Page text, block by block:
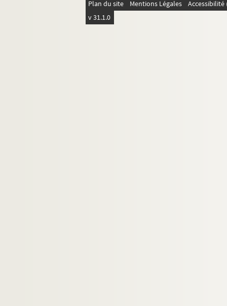
Plan du site Mentions Légales
v 31.1.0